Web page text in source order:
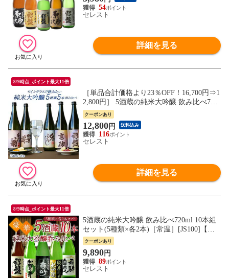
い 贈答 70代 60代 50代 【送料無料】【7営
業日内に発送】
54
セレスト
詳細を見る
8/9時点_ポイント最大11倍
［単品合計価格より23％OFF！16,700円⇒1
2,800円］ 5酒蔵の純米大吟醸 飲み比べ720
ml 5本組セット[ワイングラスで飲みたい日
本酒]【送料無料】［常温］［JS13］【7営
業日以内に出荷】
クーポンあり
12,800円 送料込み
116
セレスト
詳細を見る
8/9時点_ポイント最大11倍
5酒蔵の純米大吟醸 飲み比べ720ml 10本組
セット(5種類×各2本)［常温］[JS100]【送
料無料】 日本酒ギフト プレゼント お祝い
オリジナル 贈答 父の日 お中元 敬老の日
還暦 退職
クーポンあり
9,890円
89
セレスト